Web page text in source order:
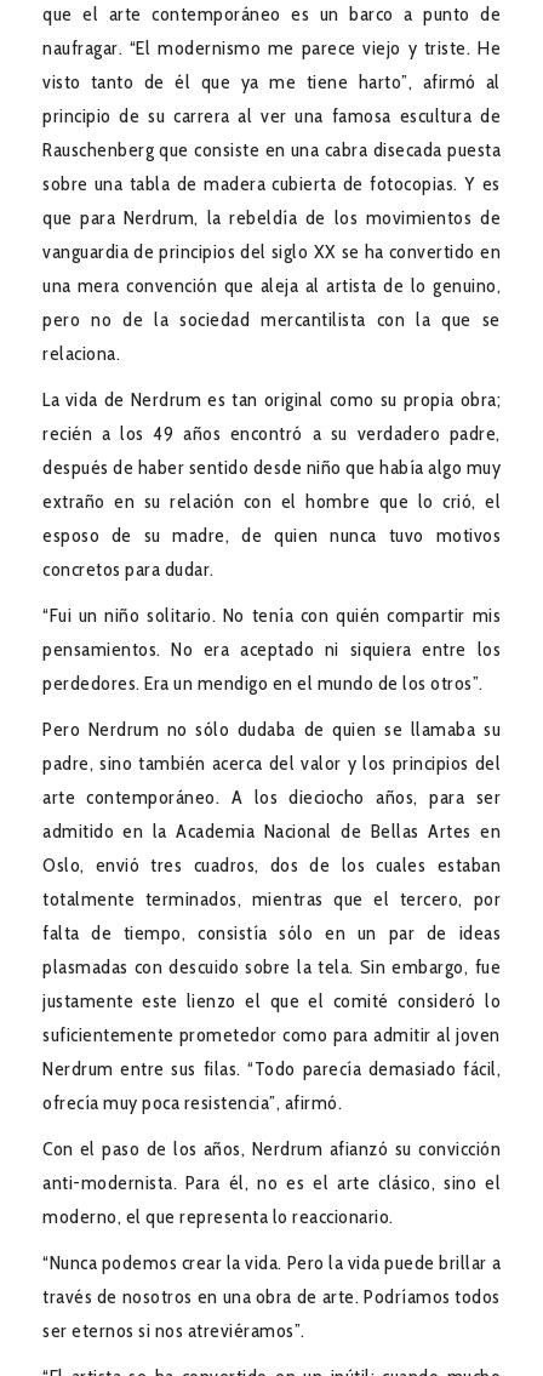
que el arte contemporáneo es un barco a punto de
naufragar. “El modernismo me parece viejo y triste. He
visto tanto de él que ya me tiene harto”, afirmó al
principio de su carrera al ver una famosa escultura de
Rauschenberg que consiste en una cabra disecada puesta
sobre una tabla de madera cubierta de fotocopias. Y es
que para Nerdrum, la rebeldía de los movimientos de
vanguardia de principios del siglo XX se ha convertido en
una mera convención que aleja al artista de lo genuino,
pero no de la sociedad mercantilista con la que se
relaciona.
La vida de Nerdrum es tan original como su propia obra;
recién a los 49 años encontró a su verdadero padre,
después de haber sentido desde niño que había algo muy
extraño en su relación con el hombre que lo crió, el
esposo de su madre, de quien nunca tuvo motivos
concretos para dudar.
“Fui un niño solitario. No tenía con quién compartir mis
pensamientos. No era aceptado ni siquiera entre los
perdedores. Era un mendigo en el mundo de los otros”.
Pero Nerdrum no sólo dudaba de quien se llamaba su
padre, sino también acerca del valor y los principios del
arte contemporáneo. A los dieciocho años, para ser
admitido en la Academia Nacional de Bellas Artes en
Oslo, envió tres cuadros, dos de los cuales estaban
totalmente terminados, mientras que el tercero, por
falta de tiempo, consistía sólo en un par de ideas
plasmadas con descuido sobre la tela. Sin embargo, fue
justamente este lienzo el que el comité consideró lo
suficientemente prometedor como para admitir al joven
Nerdrum entre sus filas. “Todo parecía demasiado fácil,
ofrecía muy poca resistencia”, afirmó.
Con el paso de los años, Nerdrum afianzó su convicción
anti-modernista. Para él, no es el arte clásico, sino el
moderno, el que representa lo reaccionario.
“Nunca podemos crear la vida. Pero la vida puede brillar a
través de nosotros en una obra de arte. Podríamos todos
ser eternos si nos atreviéramos”.